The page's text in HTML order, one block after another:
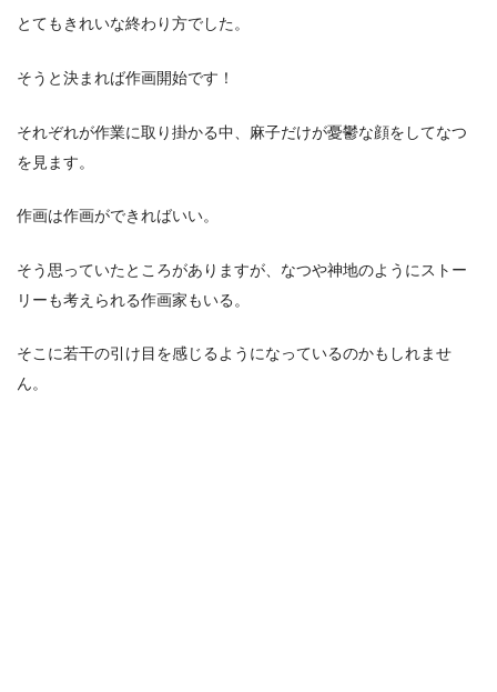
とてもきれいな終わり方でした。
そうと決まれば作画開始です！
それぞれが作業に取り掛かる中、麻子だけが憂鬱な顔をしてなつ
を見ます。
作画は作画ができればいい。
そう思っていたところがありますが、なつや神地のようにストー
リーも考えられる作画家もいる。
そこに若干の引け目を感じるようになっているのかもしれませ
ん。